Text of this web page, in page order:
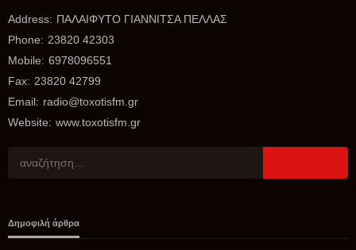
εμπρησμό – Μεταφέρθηκε στη ΓΑΔΑ
07/08/2026
ΑΘΛΗΤΙΚΆ
ΠΡΟΚΗΡΥΞΗ ΚΥΠΕΛΛΟΥ 2026-2027. ΔΗΛΩΣΗ
ΣΥΜΜΕΤΟΧΗΣ ΠΡΩΤΑΘΛΗΜΑΤΟΣ 2026-2027. ΔΗΛΩΣΗ
Address: ΠΑΛΑΙΦΥΤΟ ΓΙΑΝΝΙΤΣΑ ΠΕΛΛΑΣ
Phone: 23820 42303
Mobile: 6978096551
Fax: 23820 42799
Email: radio@toxotisfm.gr
Website: www.toxotisfm.gr
Δημοφιλή άρθρα